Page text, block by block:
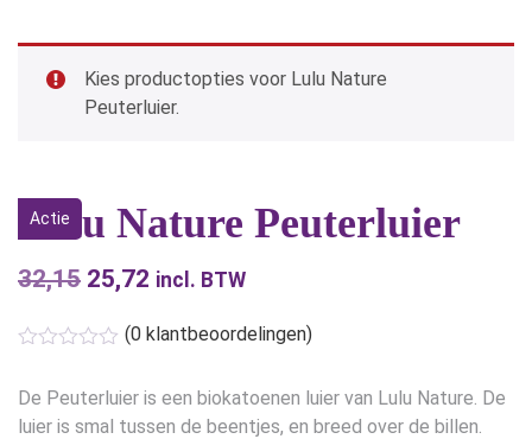
Onze merken
Kies productopties voor Lulu Nature
Peuterluier.
Actie
Lulu Nature Peuterluier
32,15 Oorspronkelijke
was:
€32,15.
25,72 Huidige
€25,72.
incl. BTW
(0 klantbeoordelingen)
De Peuterluier is een biokatoenen luier van Lulu Nature. De
luier is smal tussen de beentjes, en breed over de billen.